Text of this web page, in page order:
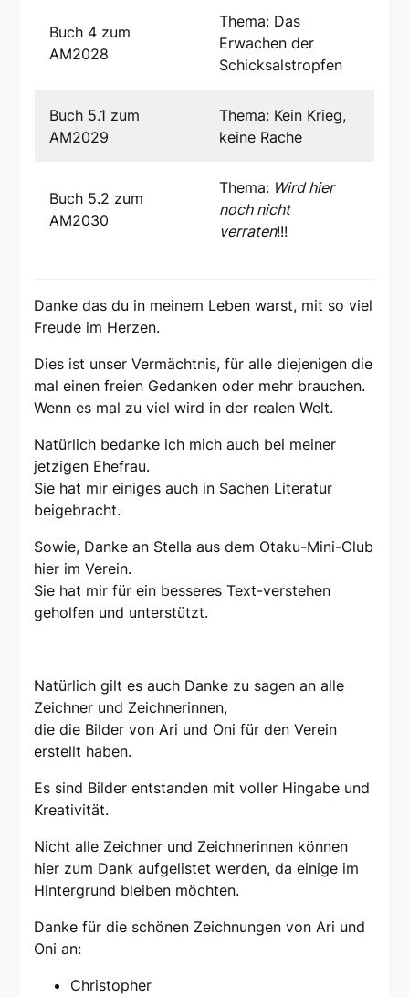
Buch 4 zum
AM2028
Thema: Das
Erwachen der
Schicksalstropfen
Buch 5.1 zum
AM2029
Thema: Kein Krieg,
keine Rache
Buch 5.2 zum
AM2030
Thema:Wird hier
noch nicht
verraten!!!
Danke das du in meinem Leben warst, mit so viel
Freude im Herzen.
Dies ist unser Vermächtnis, für alle diejenigen die
mal einen freien Gedanken oder mehr brauchen.
Wenn es mal zu viel wird in der realen Welt.
Natürlich bedanke ich mich auch bei meiner
jetzigen Ehefrau.
Sie hat mir einiges auch in Sachen Literatur
beigebracht.
Sowie, Danke an Stella aus dem Otaku-Mini-Club
hier im Verein.
Sie hat mir für ein besseres Text-verstehen
geholfen und unterstützt.
Natürlich gilt es auch Danke zu sagen an alle
Zeichner und Zeichnerinnen,
die die Bilder von Ari und Oni für den Verein
erstellt haben.
Es sind Bilder entstanden mit voller Hingabe und
Kreativität.
Nicht alle Zeichner und Zeichnerinnen können
hier zum Dank aufgelistet werden, da einige im
Hintergrund bleiben möchten.
Danke für die schönen Zeichnungen von Ari und
Oni an:
Christopher